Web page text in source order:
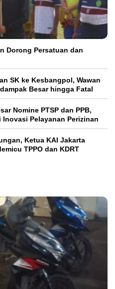
Dorong Persatuan dan
SK ke Kesbangpol, Wawan
Besar hingga Fatal
Nomine PTSP dan PPB,
Pelayanan Perizinan
Ketua KAI Jakarta
TPPO dan KDRT